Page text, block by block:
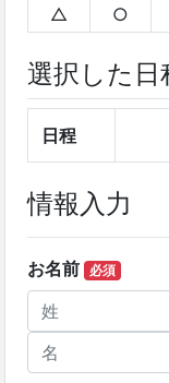
△
○
選択した日
日程
情報入力
お名前 必須